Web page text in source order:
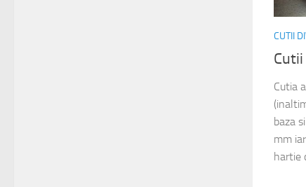
CUTII
Cutia
baza
mm
hartie